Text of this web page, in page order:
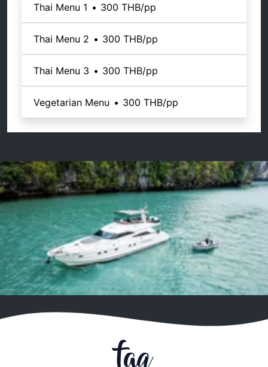
Thai Menu 1 • 300 THB/pp
Thai Menu 2 • 300 THB/pp
Thai Menu 3 • 300 THB/pp
Vegetarian Menu • 300 THB/pp
faq